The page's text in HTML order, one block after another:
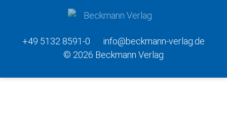
+49 5132 8591-0
info@beckmann-verlag.de
© 2026 Beckmann Verlag